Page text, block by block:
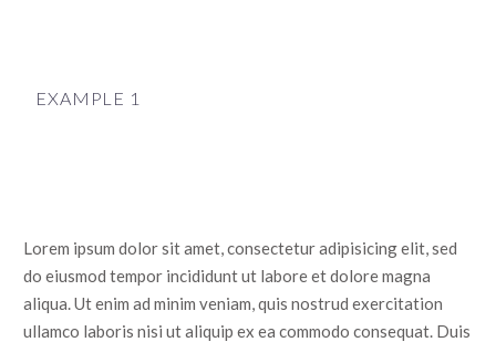
EXAMPLE 1
Lorem ipsum dolor sit amet, consectetur adipisicing elit, sed
do eiusmod tempor incididunt ut labore et dolore magna
aliqua. Ut enim ad minim veniam, quis nostrud exercitation
ullamco laboris nisi ut aliquip ex ea commodo consequat. Duis